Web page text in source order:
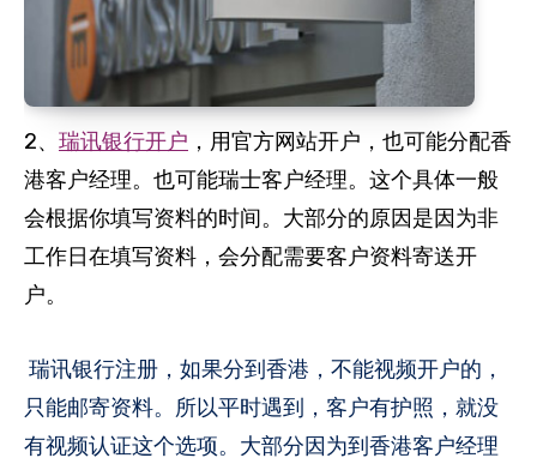
2、 瑞讯银行开户 ，用官方网站开户，也可能分配香
港客户经理。也可能瑞士客户经理。这个具体一般
会根据你填写资料的时间。大部分的原因是因为非
工作日在填写资料，会分配需要客户资料寄送开
户。
瑞讯银行注册，如果分到香港，不能视频开户的，
只能邮寄资料。所以平时遇到，客户有护照，就没
有视频认证这个选项。大部分因为到香港客户经理